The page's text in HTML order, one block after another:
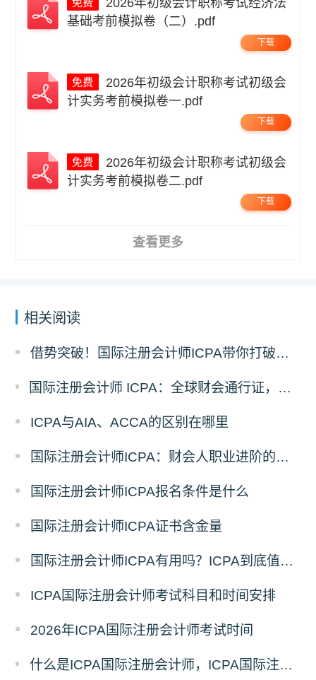
基础考前模拟卷（二）.pdf
下载
计实务考前模拟卷一.pdf
下载
计实务考前模拟卷二.pdf
下载
查看更多
相关阅读
借势突破！国际注册会计师ICPA带你打破职业瓶颈
国际注册会计师 ICPA：全球财会通行证，助力财务人转型战略精英
ICPA与AIA、ACCA的区别在哪里
国际注册会计师ICPA：财会人职业进阶的助力
国际注册会计师ICPA报名条件是什么
国际注册会计师ICPA证书含金量
国际注册会计师ICPA有用吗？ICPA到底值不值得考
ICPA国际注册会计师考试科目和时间安排
2026年ICPA国际注册会计师考试时间
什么是ICPA国际注册会计师，ICPA国际注册会计师简介